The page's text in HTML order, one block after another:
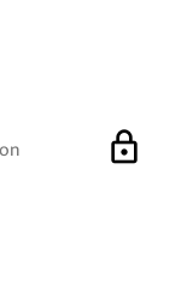
lock